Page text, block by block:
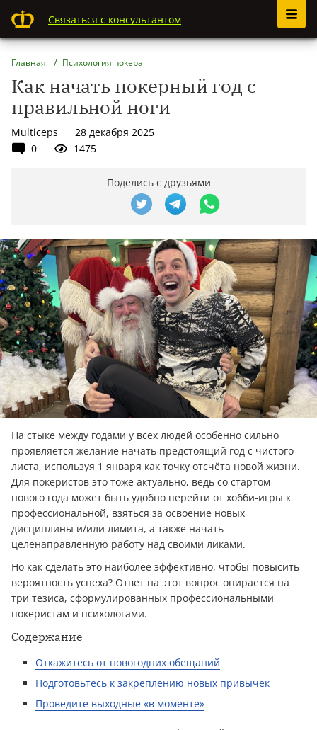
Связаться с консультантом
Главная Психология покера
Как начать покерный год с
правильной ноги
Multiceps
28 декабря 2025
0
1475
Поделись с друзьями
На стыке между годами у всех людей особенно сильно
проявляется желание начать предстоящий год с чистого
листа, используя 1 января как точку отсчёта новой жизни.
Для покеристов это тоже актуально, ведь со стартом
нового года может быть удобно перейти от хобби-игры к
профессиональной, взяться за освоение новых
дисциплины и/или лимита, а также начать
целенаправленную работу над своими ликами.
Но как сделать это наиболее эффективно, чтобы повысить
вероятность успеха? Ответ на этот вопрос опирается на
три тезиса, сформулированных профессиональными
покеристам и психологами.
Содержание
Откажитесь от новогодних обещаний
Подготовьтесь к закреплению новых привычек
Проведите выходные «в моменте»